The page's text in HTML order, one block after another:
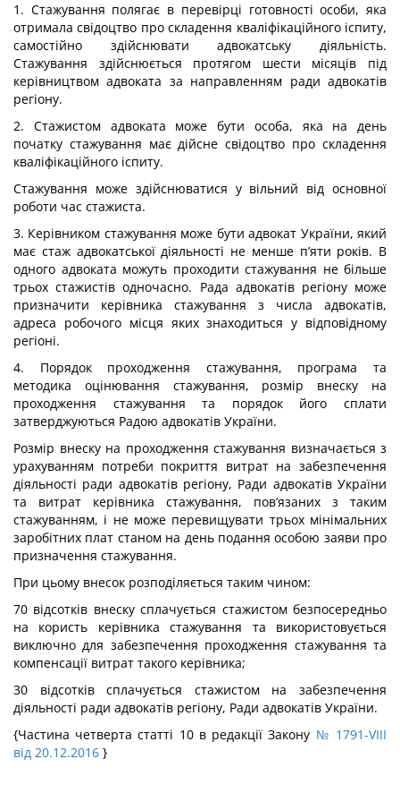
1. Стажування полягає в перевірці готовності особи, яка
отримала свідоцтво про складення кваліфікаційного іспиту,
самостійно здійснювати адвокатську діяльність.
Стажування здійснюється протягом шести місяців під
керівництвом адвоката за направленням ради адвокатів
регіону.
2. Стажистом адвоката може бути особа, яка на день
початку стажування має дійсне свідоцтво про складення
кваліфікаційного іспиту.
Стажування може здійснюватися у вільний від основної
роботи час стажиста.
3. Керівником стажування може бути адвокат України, який
має стаж адвокатської діяльності не менше п’яти років. В
одного адвоката можуть проходити стажування не більше
трьох стажистів одночасно. Рада адвокатів регіону може
призначити керівника стажування з числа адвокатів,
адреса робочого місця яких знаходиться у відповідному
регіоні.
4. Порядок проходження стажування, програма та
методика оцінювання стажування, розмір внеску на
проходження стажування та порядок його сплати
затверджуються Радою адвокатів України.
Розмір внеску на проходження стажування визначається з
урахуванням потреби покриття витрат на забезпечення
діяльності ради адвокатів регіону, Ради адвокатів України
та витрат керівника стажування, пов’язаних з таким
стажуванням, і не може перевищувати трьох мінімальних
заробітних плат станом на день подання особою заяви про
призначення стажування.
При цьому внесок розподіляється таким чином:
70 відсотків внеску сплачується стажистом безпосередньо
на користь керівника стажування та використовується
виключно для забезпечення проходження стажування та
компенсації витрат такого керівника;
30 відсотків сплачується стажистом на забезпечення
діяльності ради адвокатів регіону, Ради адвокатів України.
{Частина четверта статті 10 в редакції Закону № 1791-VIII
від 20.12.2016 }